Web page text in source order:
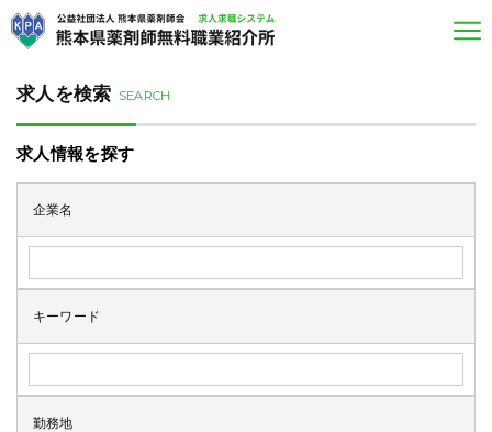
求人を検索 SEARCH
求人情報を探す
企業名
キーワード
勤務地